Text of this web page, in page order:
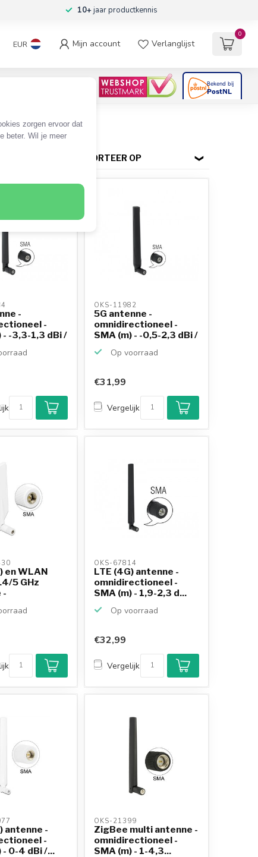
zorgen ervoor dat
beter. Wil je meer
10+jaar productkennis
EUR Mijn account Verlanglijst
0
SORTEER OP
-
-
- -3,3-1,3 dBi /
OKS-11982
5G antenne -
omnidirectioneel -
SMA (m) - -0,5-2,3 dBi /
Op voorraad
€31,99
Vergelijk
en WLAN
5 GHz
-
OKS-67814
LTE (4G) antenne -
omnidirectioneel -
SMA (m) - 1,9-2,3 d...
Op voorraad
€32,99
Vergelijk
antenne -
-
- 0-4 dBi /...
OKS-21399
ZigBee multi antenne -
omnidirectioneel -
SMA (m) - 1-4,3...